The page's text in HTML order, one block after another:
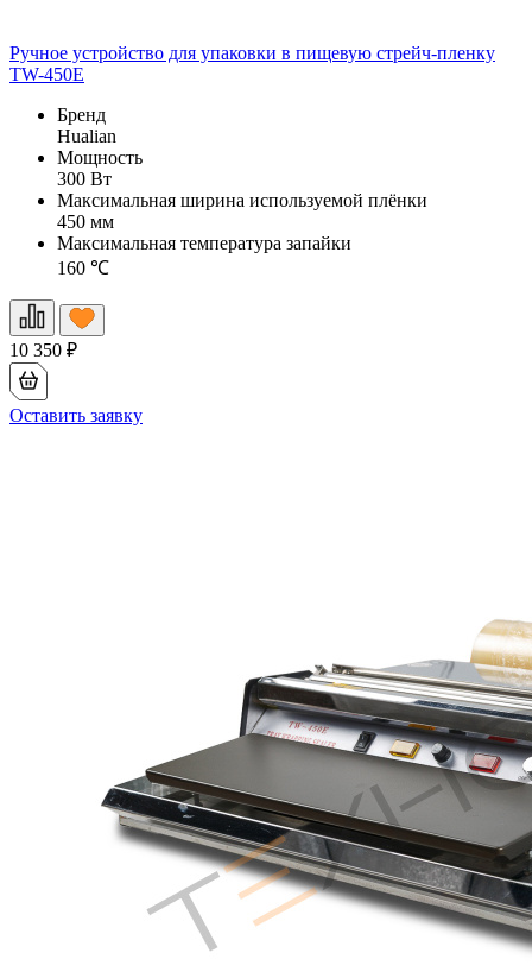
Ручное устройство для упаковки в пищевую стрейч-пленку
TW-450E
Бренд
Hualian
Мощность
300 Вт
Максимальная ширина используемой плёнки
450 мм
Максимальная температура запайки
160 ℃
10 350 ₽
Оставить заявку